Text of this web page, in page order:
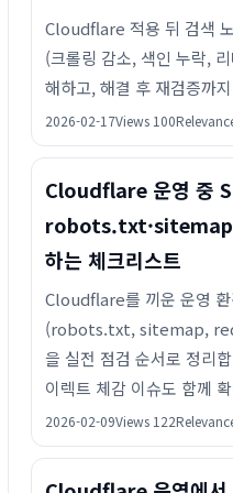
Cloudflare 적용 뒤 검색
(크롤링 감소, 색인 누락,
해하고, 해결 후 재검증까
2026-02-17Views 100
Cloudflare 운영 중
하는 체크리스트
Cloudflare를 끼운 운영
(robots.txt, sitemap,
을 실전 점검 순서로 정리
이렉트 체감 이슈도 함께
2026-02-09Views 122